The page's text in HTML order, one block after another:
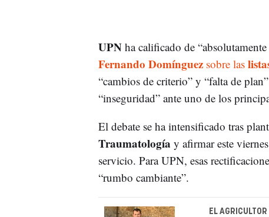
UPNha calificado de “absolutamente
Fernando Domínguezsobre las
“cambios de criterio” y “falta de
“inseguridad” ante uno de los
El debate se ha intensificado tras
Traumatología y afirmar este
servicio. Para UPN, esas
“rumbo cambiante”.
EL